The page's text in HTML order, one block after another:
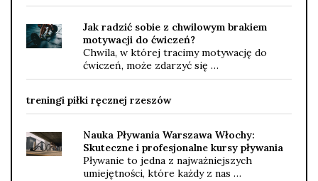
Jak radzić sobie z chwilowym brakiem
motywacji do ćwiczeń?
Chwila, w której tracimy motywację do
ćwiczeń, może zdarzyć się …
treningi piłki ręcznej rzeszów
Nauka Pływania Warszawa Włochy:
Skuteczne i profesjonalne kursy pływania
Pływanie to jedna z najważniejszych
umiejętności, które każdy z nas …